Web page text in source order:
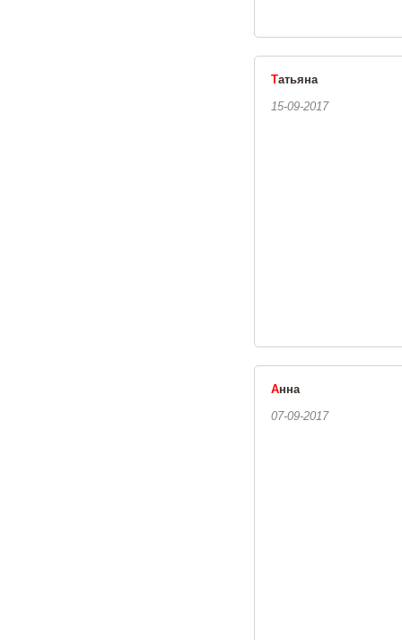
Татьяна
15-09-2017
Анна
07-09-2017